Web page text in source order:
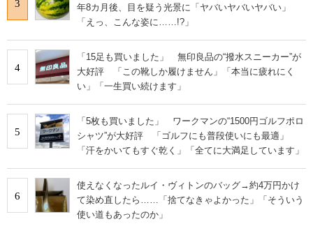
3
年8カ月後、目を疑う光景に「ヤバいヤバいヤバい」
「えっ、こんな姿に……!?」
4
「15足も買いました」 無印良品の“撥水スニーカー”が
大好評 「この靴しか履けません」「本当に疲れにく
い」「一生買い続けます」
5
「5枚も買いました」 ワークマンの“1500円ゴルフポロ
シャツ”が大好評 「ゴルフにも普段使いにも最適」
「汗をかいてもすぐ乾く」「全てに大満足しています」
6
使えなくなったルイ・ヴィトンのバッグ→約4万円かけ
て染め直したら……「捨てなきゃよかった」「そういう
使い道もあったのか」